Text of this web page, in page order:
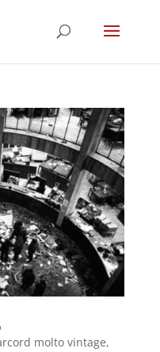
molto vintage,